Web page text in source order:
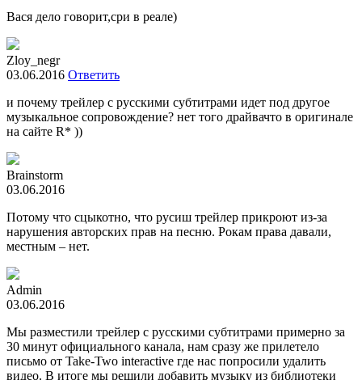
Вася дело говорит,сри в реале)
Zloy_negr
03.06.2016 Ответить
и почему трейлер с русскими субтитрами идет под другое
музыкальное сопровождение? нет того драйвачто в оригинале
на сайте R* ))
Brainstorm
03.06.2016
Потому что сцыкотно, что русиш трейлер прикроют из-за
нарушения авторских прав на песню. Рокам права давали,
местным – нет.
Admin
03.06.2016
Мы разместили трейлер с русскими субтитрами примерно за
30 минут официального канала, нам сразу же прилетело
письмо от Take-Two interactive где нас попросили удалить
видео. В итоге мы решили добавить музыку из библиотеки